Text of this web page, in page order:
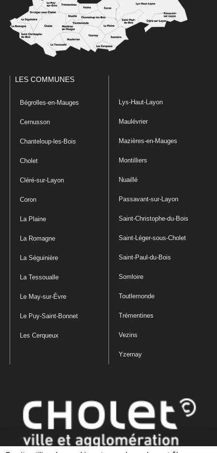
LES COMMUNES
Bégrolles-en-Mauges
Cernusson
Chanteloup-les-Bois
Cholet
Cléré-sur-Layon
Coron
La Plaine
La Romagne
La Séguinière
La Tessoualle
Le May-sur-Èvre
Le Puy-Saint-Bonnet
Les Cerqueux
Lys-Haut-Layon
Maulévrier
Mazières-en-Mauges
Montilliers
Nuaillé
Passavant-sur-Layon
Saint-Christophe-du-Bois
Saint-Léger-sous-Cholet
Saint-Paul-du-Bois
Somloire
Toutlemonde
Trémentines
Vezins
Yzernay